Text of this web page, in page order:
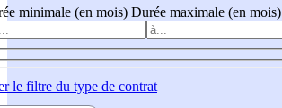
minimale (en mois) Durée maximale (en mois)
le filtre du type de contrat